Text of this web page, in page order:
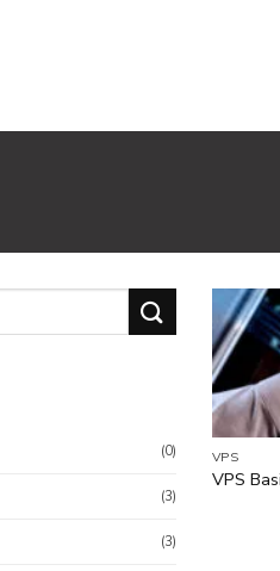
(0)
(3)
(3)
VPS
VPS